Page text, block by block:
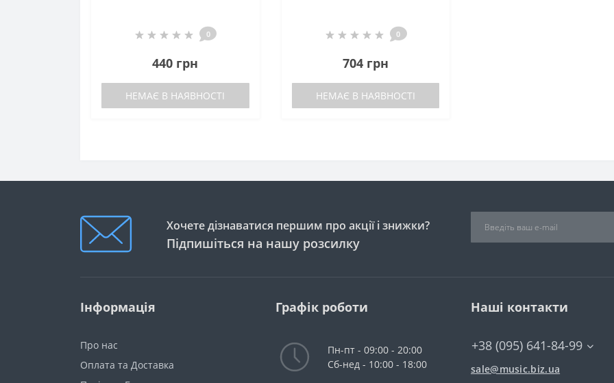
0
440 грн
НЕМАЄ В НАЯВНОСТІ
0
704 грн
НЕМАЄ В НАЯВНОСТІ
Хочете дізнаватися першим про акції і знижки?
Підпишіться на нашу розсилку
Інформація
Про нас
Оплата та Доставка
Графік роботи
Пн-пт - 09:00 - 20:00
Сб-нед - 10:00 - 18:00
Наші контакти
+38 (095) 641-84-99
sale@music.biz.ua